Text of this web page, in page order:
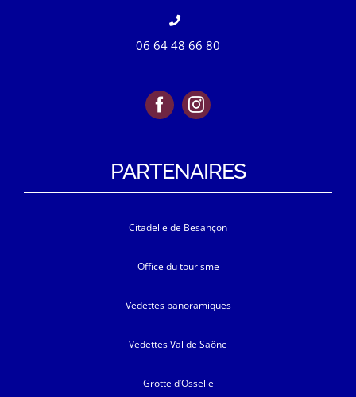
06 64 48 66 80
PARTENAIRES
Citadelle de Besançon
Office du tourisme
Vedettes panoramiques
Vedettes Val de Saône
Grotte d’Osselle